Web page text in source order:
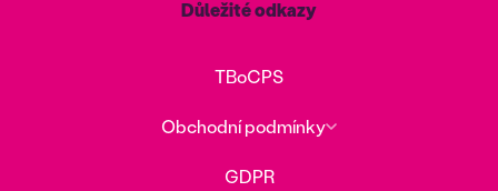
Důležité odkazy
TBoCPS
Obchodní podmínky
GDPR